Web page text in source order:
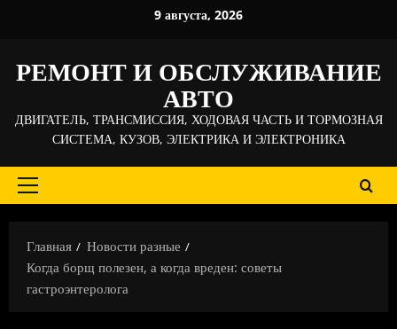
9 августа, 2026
РЕМОНТ И ОБСЛУЖИВАНИЕ
АВТО
ДВИГАТЕЛЬ, ТРАНСМИССИЯ, ХОДОВАЯ ЧАСТЬ И ТОРМОЗНАЯ
СИСТЕМА, КУЗОВ, ЭЛЕКТРИКА И ЭЛЕКТРОНИКА
Основное
Главная
Новости разные
Когда борщ полезен, а когда вреден: советы
гастроэнтеролога